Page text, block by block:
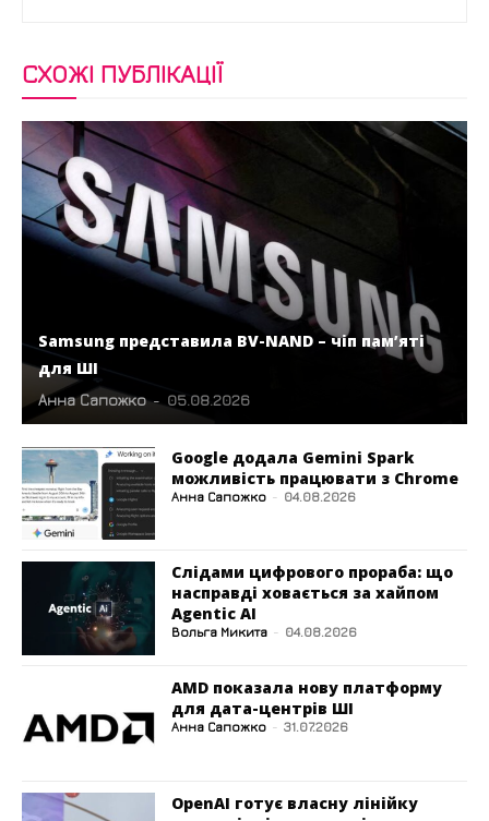
СХОЖІ ПУБЛІКАЦІЇ
Samsung представила BV-NAND – чіп пам’яті
для ШІ
Анна Сапожко - 05.08.2026
Google додала Gemini Spark
можливість працювати з Chrome
Анна Сапожко - 04.08.2026
Слідами цифрового прораба: що
насправді ховається за хайпом
Agentic AI
Вольга Микита - 04.08.2026
AMD показала нову платформу
для дата-центрів ШІ
Анна Сапожко - 31.07.2026
OpenAI готує власну лінійку